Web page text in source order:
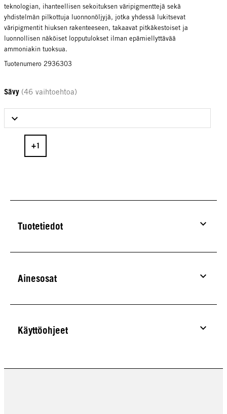
teknologian, ihanteellisen sekoituksen väripigmenttejä sekä
yhdistelmän pilkottuja luonnonöljyjä, jotka yhdessä lukitsevat
väripigmentit hiuksen rakenteeseen, takaavat pitkäkestoiset ja
luonnollisen näköiset lopputulokset ilman epämiellyttävää
ammoniakin tuoksua.
Tuotenumero 2936303
Sävy (46 vaihtoehtoa)
Select Sävy
Tuotetiedot
Ainesosat
Käyttöohjeet